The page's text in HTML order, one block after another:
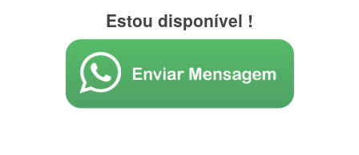
Estou disponível !